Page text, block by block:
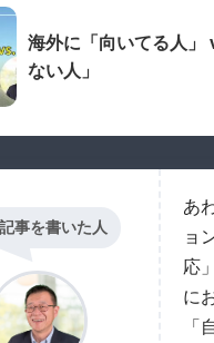
海外に「向いてる人」
ない人」
事を書いた人
あ
ョ
応
に
「